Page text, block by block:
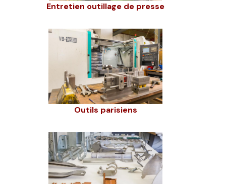
Entretien outillage de presse
Outils parisiens